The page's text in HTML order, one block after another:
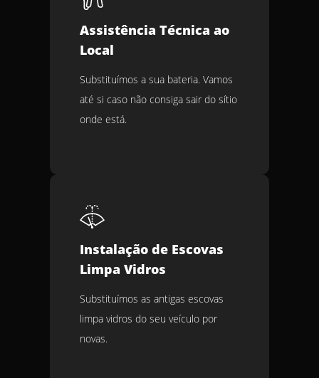
Assistência Técnica ao
Local
Substituímos a sua bateria. Vamos
até si caso não consiga sair do sítio
onde está.
Instalação de Escovas
Limpa Vidros
Substituímos as antigas escovas
limpa vidros do seu veículo por
novas.